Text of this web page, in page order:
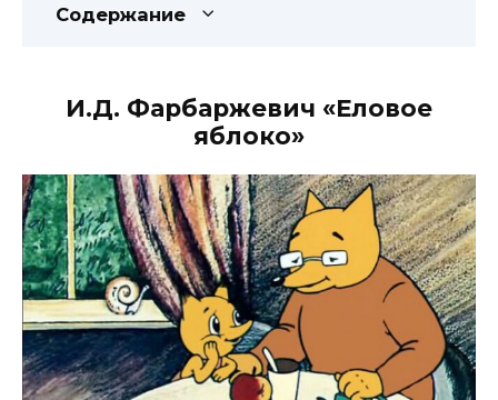
Содержание
И.Д. Фарбаржевич «Еловое
яблоко»